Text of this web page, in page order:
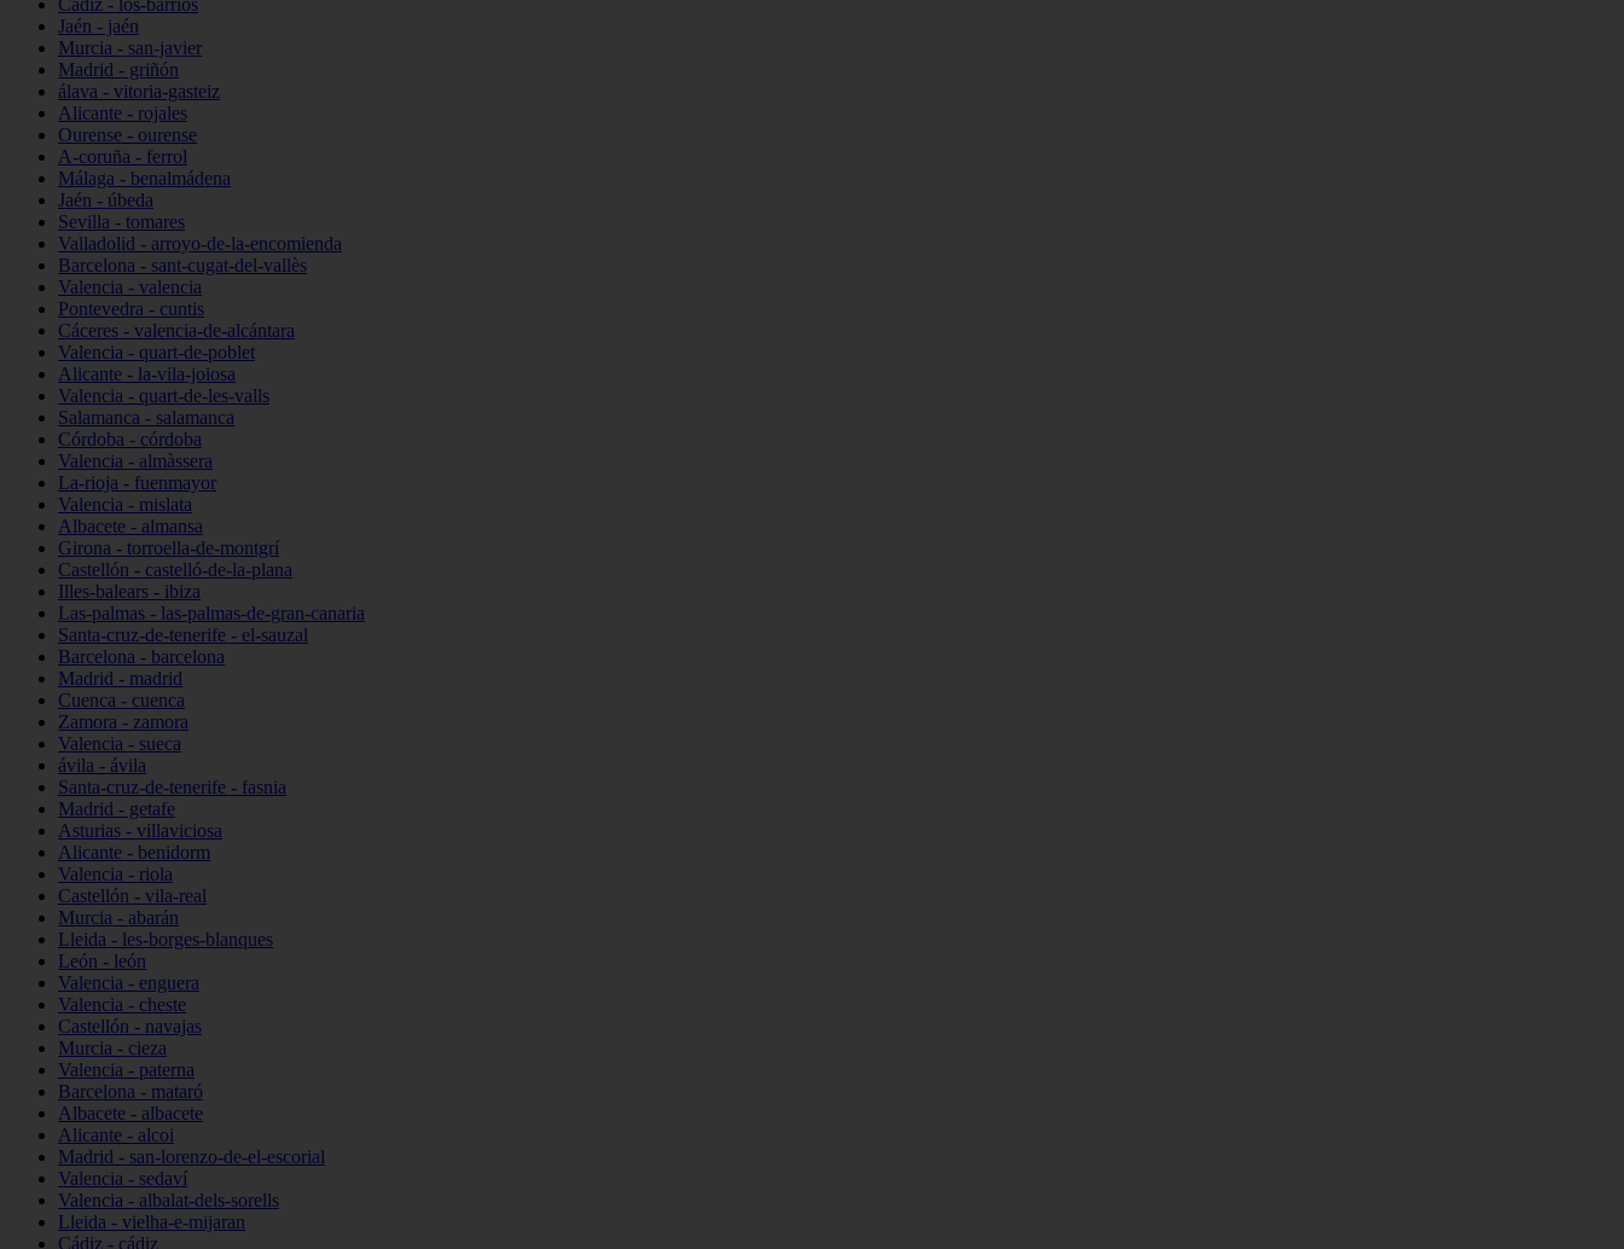
Cádiz - los-barrios
Jaén - jaén
Murcia - san-javier
Madrid - griñón
álava - vitoria-gasteiz
Alicante - rojales
Ourense - ourense
A-coruña - ferrol
Málaga - benalmádena
Jaén - úbeda
Sevilla - tomares
Valladolid - arroyo-de-la-encomienda
Barcelona - sant-cugat-del-vallès
Valencia - valencia
Pontevedra - cuntis
Cáceres - valencia-de-alcántara
Valencia - quart-de-poblet
Alicante - la-vila-joiosa
Valencia - quart-de-les-valls
Salamanca - salamanca
Córdoba - córdoba
Valencia - almàssera
La-rioja - fuenmayor
Valencia - mislata
Albacete - almansa
Girona - torroella-de-montgrí
Castellón - castelló-de-la-plana
Illes-balears - ibiza
Las-palmas - las-palmas-de-gran-canaria
Santa-cruz-de-tenerife - el-sauzal
Barcelona - barcelona
Madrid - madrid
Cuenca - cuenca
Zamora - zamora
Valencia - sueca
ávila - ávila
Santa-cruz-de-tenerife - fasnia
Madrid - getafe
Asturias - villaviciosa
Alicante - benidorm
Valencia - riola
Castellón - vila-real
Murcia - abarán
Lleida - les-borges-blanques
León - león
Valencia - enguera
Valencia - cheste
Castellón - navajas
Murcia - cieza
Valencia - paterna
Barcelona - mataró
Albacete - albacete
Alicante - alcoi
Madrid - san-lorenzo-de-el-escorial
Valencia - sedaví
Valencia - albalat-dels-sorells
Lleida - vielha-e-mijaran
Cádiz - cádiz